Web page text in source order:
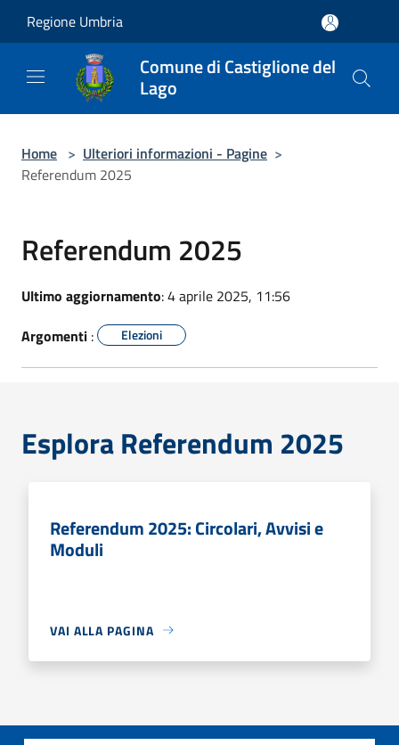
Regione Umbria
Comune di Castiglione del
Lago
Home > Ulteriori informazioni - Pagine >
Referendum 2025
Referendum 2025
Ultimo aggiornamento: 4 aprile 2025, 11:56
Argomenti : Elezioni
Esplora Referendum 2025
Referendum 2025: Circolari, Avvisi e
Moduli
VAI ALLA PAGINA